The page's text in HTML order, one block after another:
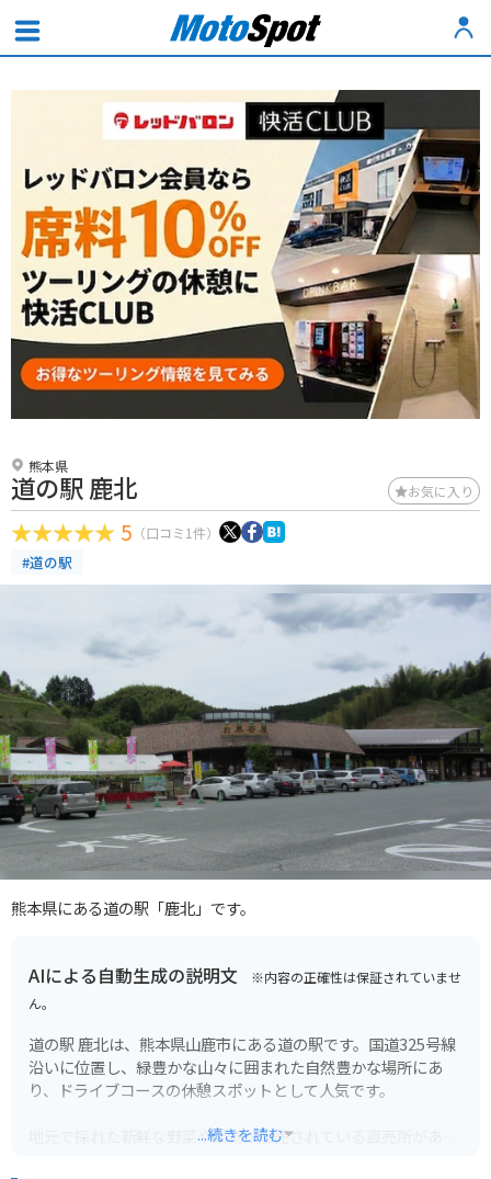
熊本県
道の駅 鹿北 お気に入り
5 （口コミ1件）
#道の駅
熊本県にある道の駅「鹿北」です。
AIによる自動生成の説明文 ※内容の正確性は保証されていませ
ん。
道の駅 鹿北は、熊本県山鹿市にある道の駅です。国道325号線
沿いに位置し、緑豊かな山々に囲まれた自然豊かな場所にあ
り、ドライブコースの休憩スポットとして人気です。
地元で採れた新鮮な野菜や果物が販売されている直売所があ
...続きを読む